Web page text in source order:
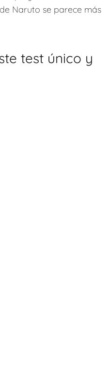
Naruto se parece más
test único y